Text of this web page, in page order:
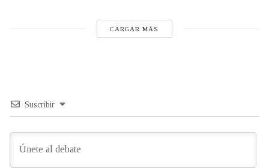
CARGAR MÁS
Suscribir